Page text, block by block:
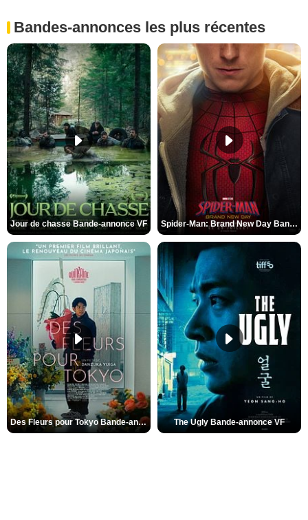
Bandes-annonces les plus récentes
Jour de chasse Bande-annonce VF
Des Fleurs pour Tokyo Bande-annonce VO STFR The Ugly Bande-annonce VF